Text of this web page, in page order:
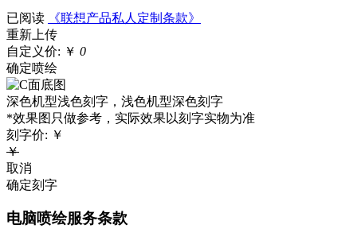
已阅读
《联想产品私人定制条款》
重新上传
自定义价: ￥ 0
确定喷绘
深色机型浅色刻字，浅色机型深色刻字
*效果图只做参考，实际效果以刻字实物为准
刻字价: ￥
￥
取消
确定刻字
电脑喷绘服务条款